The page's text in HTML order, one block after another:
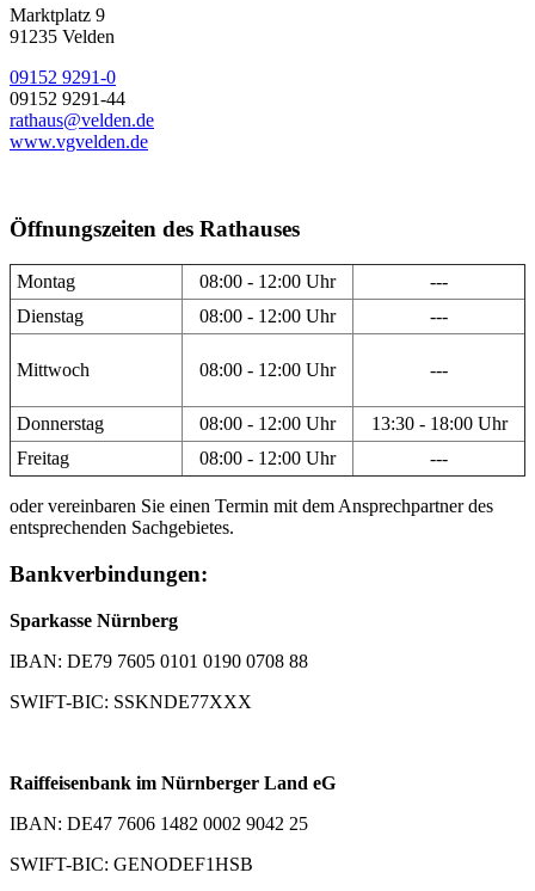
Marktplatz 9
91235 Velden
09152 9291-0
09152 9291-44
rathaus@velden.de
www.vgvelden.de
Öffnungszeiten des Rathauses
Montag 08:00 - 12:00 Uhr
---
Dienstag
08:00 - 12:00 Uhr ---
Mittwoch 08:00 - 12:00 Uhr ---
Donnerstag 08:00 - 12:00 Uhr
13:30 - 18:00 Uhr
Freitag
08:00 - 12:00 Uhr ---
oder vereinbaren Sie einen Termin mit dem Ansprechpartner des
entsprechenden Sachgebietes.
Bankverbindungen:
Sparkasse Nürnberg
IBAN: DE79 7605 0101 0190 0708 88
SWIFT-BIC: SSKNDE77XXX
Raiffeisenbank im Nürnberger Land eG
IBAN: DE47 7606 1482 0002 9042 25
SWIFT-BIC: GENODEF1HSB